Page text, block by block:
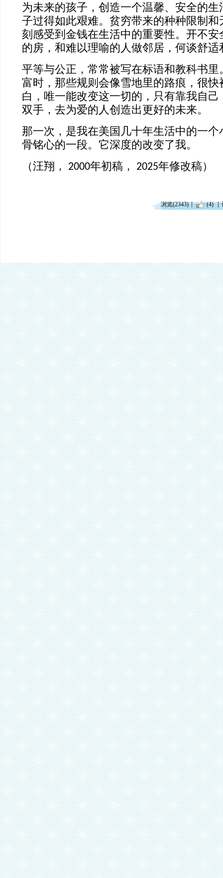
为未来的孩子，创造一个温馨、安全的生
子过得如此艰难。贫穷带来的种种限制和
刻感受到金钱在生活中的重要性。开不安
的房，和难以理喻的人做邻居，何谈舒适
平等与公正，常常被写在标语和教科书里
富时，那些规则会像雪地里的路痕，很快
白，唯一能改变这一切的，只有靠我自己
双手，去为爱的人创造出更好的未来。
那一次，是我在美国几十年生活中的一个
骨铭心的一段。它深度的改变了我。
（汪翔， 2000年初稿， 2025年修改稿）
浏览(2343) (4)